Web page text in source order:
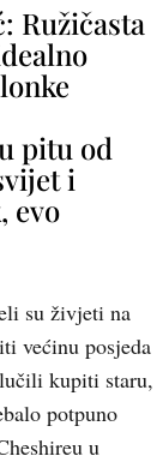
Ružičasta
pitu od
i
evo
su živjeti na
većinu posjeda
kupiti staru,
potpuno
u